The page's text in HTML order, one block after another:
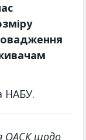
НАБУ.
ОАСК щодо